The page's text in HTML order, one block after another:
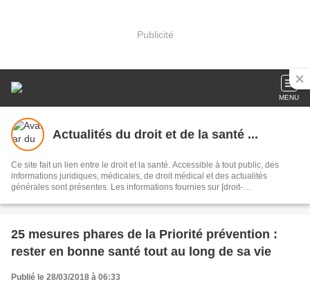
Publicité
MENU
Actualités du droit et de la santé ...
Ce site fait un lien entre le droit et la santé. Accessible à tout public, des
informations juridiques, médicales, de droit médical et des actualités
générales sont présentes. Les informations fournies sur [droit-
relation qui existe entre le patient (ou visiteur du site) et son médecin.
25 mesures phares de la Priorité prévention :
rester en bonne santé tout au long de sa vie
Publié le 28/03/2018 à 06:33